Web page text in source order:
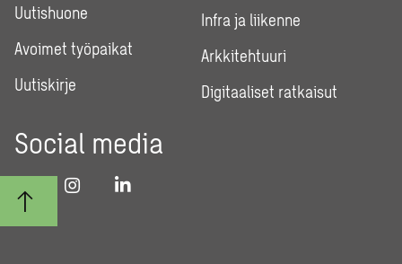
Uutishuone
Avoimet työpaikat
Uutiskirje
Infra ja liikenne
Arkkitehtuuri
Digitaaliset ratkaisut
Social media